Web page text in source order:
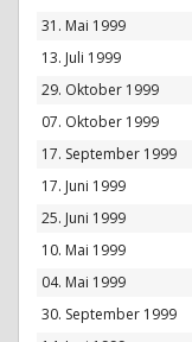
31. Mai 1999
13. Juli 1999
29. Oktober 1999
07. Oktober 1999
17. September 1999
17. Juni 1999
25. Juni 1999
10. Mai 1999
04. Mai 1999
30. September 1999